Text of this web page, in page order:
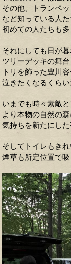
その他、トランペ
など知っている人
初めての人たちも
それにしても日が
ツリーデッキの舞
トリを飾った豊川
泣きたくなるくら
いまでも時々素敵
より本物の自然の
気持ちを新たにした
そしてトイレもき
煙草も所定位置で